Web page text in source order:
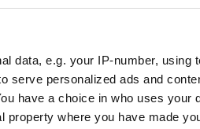
data, e.g. your IP-number, using
serve personalized ads and
have a choice in who uses your
where you have made
Spannmitteln